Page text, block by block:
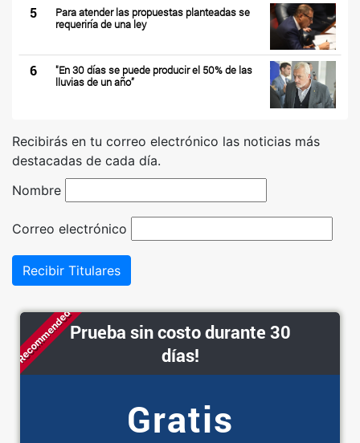
5
Para atender las propuestas planteadas se
requeriría de una ley
6
"En 30 días se puede producir el 50% de las
lluvias de un año”
Recibirás en tu correo electrónico las noticias más
destacadas de cada día.
Nombre
Correo electrónico
Recibir Titulares
RecommendedPrueba sin costo durante 30
días!
Gratis